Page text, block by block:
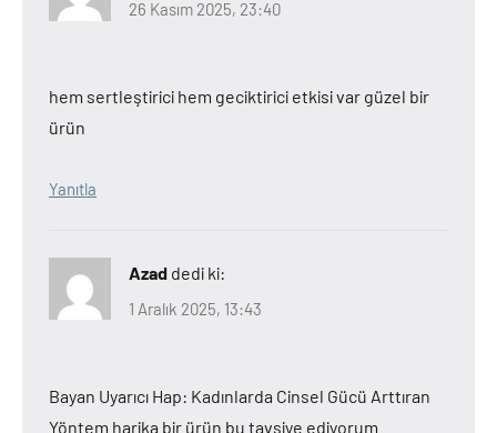
26 Kasım 2025, 23:40
hem sertleştirici hem geciktirici etkisi var güzel bir
ürün
Yanıtla
Azad dedi ki:
1 Aralık 2025, 13:43
Bayan Uyarıcı Hap: Kadınlarda Cinsel Gücü Arttıran
Yöntem harika bir ürün bu tavsiye ediyorum.